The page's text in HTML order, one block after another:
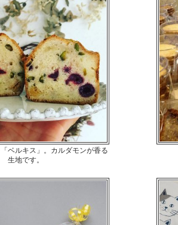
ベルキス」。カルダモンが香る
生地です。